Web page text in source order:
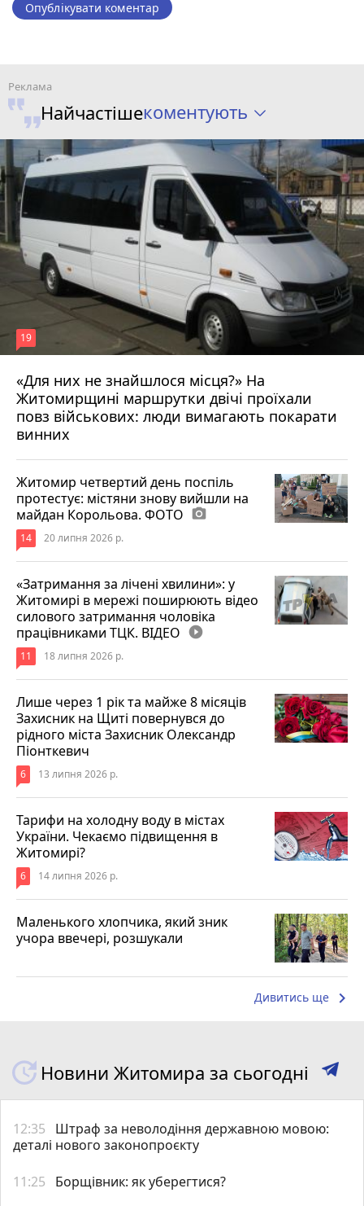
Опублікувати коментар
Найчастішекоментують
«Для них не знайшлося місця?» На
Житомирщині маршрутки двічі проїхали
повз військових: люди вимагають покарати
винних
19
17 липня 2026 р.
Житомир четвертий день поспіль
протестує: містяни знову вийшли на
майдан Корольова. ФОТО photo_camera
14 20 липня 2026 р.
«Затримання за лічені хвилини»: у
Житомирі в мережі поширюють відео
силового затримання чоловіка
працівниками ТЦК. ВІДЕО play_circle_filled
11 18 липня 2026 р.
Лише через 1 рік та майже 8 місяців
Захисник на Щиті повернувся до
рідного міста Захисник Олександр
Піонткевич
6 13 липня 2026 р.
Тарифи на холодну воду в містах
України. Чекаємо підвищення в
Житомирі?
6 14 липня 2026 р.
Маленького хлопчика, який зник
учора ввечері, розшукали
Дивитись ще keyboard_arrow_right
Новини Житомира за сьогодні
12:35
Штраф за неволодіння державною мовою:
деталі нового законопроєкту
11:25 Борщівник: як уберегтися?